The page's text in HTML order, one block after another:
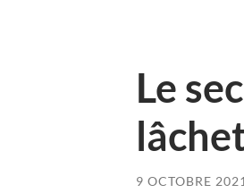
Le
9 OCTOBRE 2021